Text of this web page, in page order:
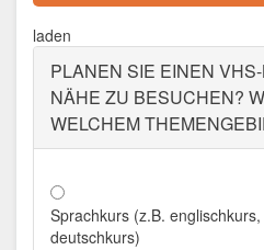
laden
PLANEN SIE EINEN
NÄHE ZU BESUCHEN?
WELCHEM
Sprachkurs (z.B.
deutschkurs)